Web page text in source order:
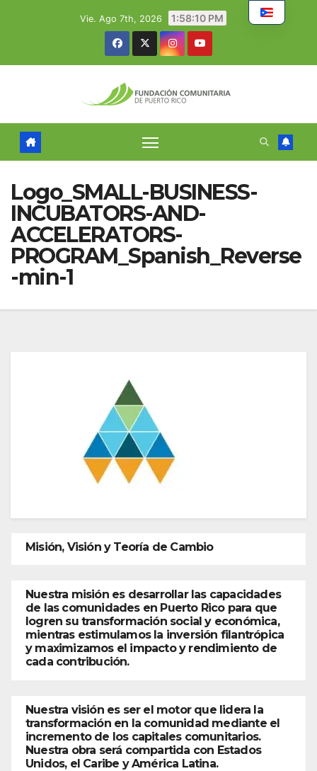
Vie. Ago 7th, 2026 1:58:10 PM
Logo_SMALL-BUSINESS-
INCUBATORS-AND-
ACCELERATORS-
PROGRAM_Spanish_Reverse
-min-1
Misión, Visión y Teoría de Cambio
Nuestra misión es desarrollar las capacidades
de las comunidades en Puerto Rico para que
logren su transformación social y económica,
mientras estimulamos la inversión filantrópica
y maximizamos el impacto y rendimiento de
cada contribución.
Nuestra visión es ser el motor que lidera la
transformación en la comunidad mediante el
incremento de los capitales comunitarios.
Nuestra obra será compartida con Estados
Unidos, el Caribe y América Latina.